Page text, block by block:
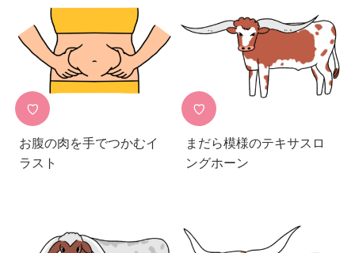
♡
お腹の肉を手でつかむイ
ラスト
♡
まだら模様のテキサスロ
ングホーン